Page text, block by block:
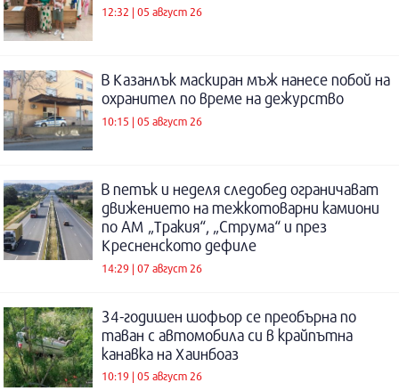
12:32 | 05 август 26
В Казанлък маскиран мъж нанесе побой на
охранител по време на дежурство
10:15 | 05 август 26
В петък и неделя следобед ограничават
движението на тежкотоварни камиони
по АМ „Тракия“, „Струма“ и през
Кресненското дефиле
14:29 | 07 август 26
34-годишен шофьор се преобърна по
таван с автомобила си в крайпътна
канавка на Хаинбоаз
10:19 | 05 август 26